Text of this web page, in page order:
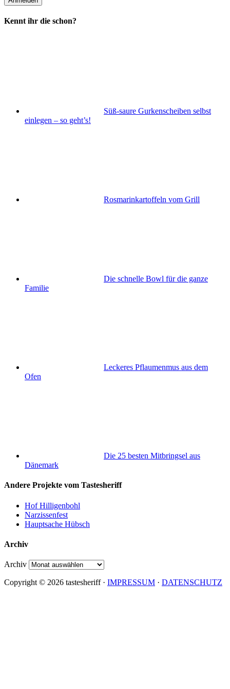
Kennt ihr die schon?
Süß-saure Gurkenscheiben selbst
einlegen – so geht’s!
Rosmarinkartoffeln vom Grill
Die schnelle Bowl für die ganze
Familie
Leckeres Pflaumenmus aus dem
Ofen
Die 25 besten Mitbringsel aus
Dänemark
Andere Projekte vom Tastesheriff
Hof Hilligenbohl
Narzissenfest
Hauptsache Hübsch
Archiv
Archiv
Copyright © 2026 tastesheriff · IMPRESSUM · DATENSCHUTZ